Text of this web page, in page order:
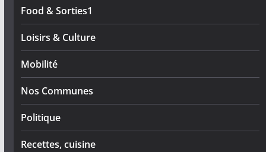
Food & Sorties1
Loisirs & Culture
Mobilité
Nos Communes
Politique
Recettes, cuisine